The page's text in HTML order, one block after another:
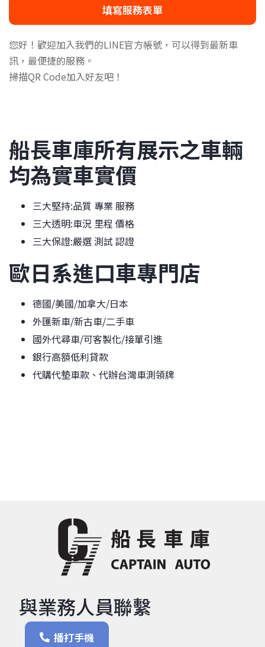
填寫服務表單
您好！歡迎加入我們的LINE官方帳號，可以得到最新車
訊，最便捷的服務。
掃描QR Code加入好友吧！
船長車庫所有展示之車輛
均為實車實價
三大堅持:品質 專業 服務
三大透明:車況 里程 價格
三大保證:嚴選 測試 認證
歐日系進口車專門店
德國/美國/加拿大/日本
外匯新車/新古車/二手車
國外代尋車/可客製化/接單引進
銀行高額低利貸款
代購代墊車款、代辦台灣車測領牌
與業務人員聯繫
播打手機